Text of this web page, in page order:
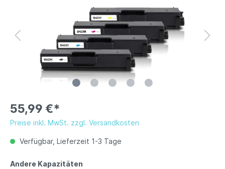
55,99 €*
Preise inkl. MwSt. zzgl. Versandkosten
Verfügbar, Lieferzeit 1-3 Tage
Andere Kapazitäten